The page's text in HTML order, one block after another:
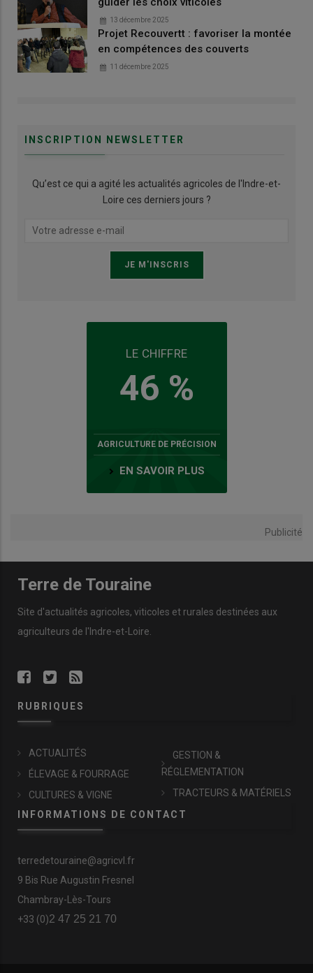
13 décembre 2025
Projet Recouvertt : favoriser la montée
en compétences des couverts
11 décembre 2025
INSCRIPTION NEWSLETTER
Qu’est ce qui a agité les actualités agricoles de l'Indre-et-
Loire ces derniers jours ?
LE CHIFFRE
46 %
AGRICULTURE DE PRÉCISION
EN SAVOIR PLUS
Publicité
Terre de Touraine
Site d'actualités agricoles, viticoles et rurales destinées aux
agriculteurs de l'Indre-et-Loire.
RUBRIQUES
ACTUALITÉS
ÉLEVAGE & FOURRAGE
CULTURES & VIGNE
GESTION &
RÉGLEMENTATION
TRACTEURS & MATÉRIELS
INFORMATIONS DE CONTACT
terredetouraine@agricvl.fr
9 Bis Rue Augustin Fresnel
Chambray-Lès-Tours
+33 (0)2 47 25 21 70